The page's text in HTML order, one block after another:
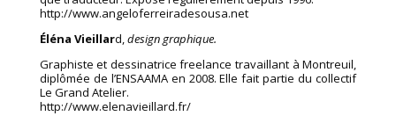
http://www.angeloferreiradesousa.net
Éléna Vieillard,design graphique.
Graphiste et dessinatrice freelance travaillant à Montreuil,
diplômée de l’ENSAAMA en 2008. Elle fait partie du collectif
Le Grand Atelier.
http://www.elenavieillard.fr/